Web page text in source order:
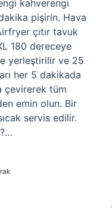
kahverengi
pişirin. Hava
çıtır tavuk
180 dereceye
yerleştirilir ve 25
her 5 dakikada
çevirerek tüm
emin olun. Bir
servis edilir.